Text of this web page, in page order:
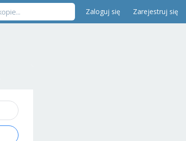
Zaloguj się Zarejestruj się